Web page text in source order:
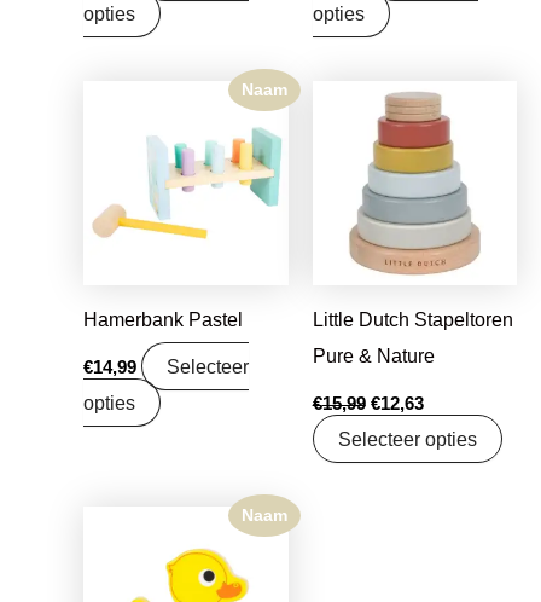
opties
opties
Naam
Hamerbank Pastel
€14,99
Selecteer
opties
Little Dutch Stapeltoren
Pure & Nature
€15,99
Oorspronkelijke
prijs
was:
€15,99.
€12,63
Huidige
prijs
€12,63.
Selecteer opties
Naam